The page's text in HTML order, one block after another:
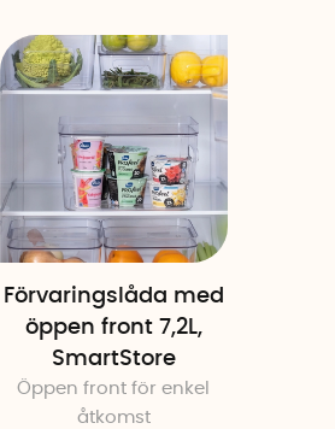
Förvaringslåda med
öppen front 7,2L,
SmartStore
Öppen front för enkel
åtkomst